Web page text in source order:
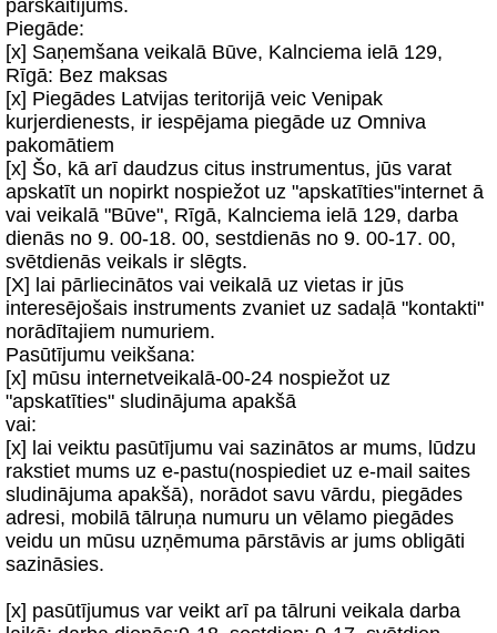
pārskaitījums.
Piegāde:
[x] Saņemšana veikalā Būve, Kalnciema ielā 129,
Rīgā: Bez maksas
[x] Piegādes Latvijas teritorijā veic Venipak
kurjerdienests, ir iespējama piegāde uz Omniva
pakomātiem
[x] Šo, kā arī daudzus citus instrumentus, jūs varat
apskatīt un nopirkt nospiežot uz "apskatīties"internet ā
vai veikalā "Būve", Rīgā, Kalnciema ielā 129, darba
dienās no 9. 00-18. 00, sestdienās no 9. 00-17. 00,
svētdienās veikals ir slēgts.
[X] lai pārliecinātos vai veikalā uz vietas ir jūs
interesējošais instruments zvaniet uz sadaļā "kontakti"
norādītajiem numuriem.
Pasūtījumu veikšana:
[x] mūsu internetveikalā-00-24 nospiežot uz
"apskatīties" sludinājuma apakšā
vai:
[x] lai veiktu pasūtījumu vai sazinātos ar mums, lūdzu
rakstiet mums uz e-pastu(nospiediet uz e-mail saites
sludinājuma apakšā), norādot savu vārdu, piegādes
adresi, mobilā tālruņa numuru un vēlamo piegādes
veidu un mūsu uzņēmuma pārstāvis ar jums obligāti
sazināsies.
[x] pasūtījumus var veikt arī pa tālruni veikala darba